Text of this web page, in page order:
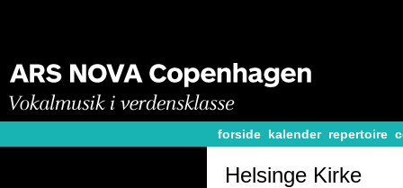
forside kalender repertoire
Helsinge Kirke